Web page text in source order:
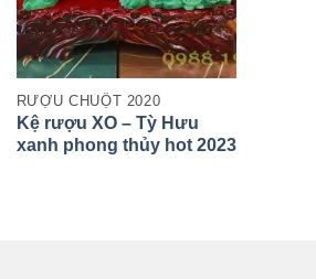
RƯỢU CHUỘT 2020
Kệ rượu XO – Tỳ Hưu
xanh phong thủy hot 2023